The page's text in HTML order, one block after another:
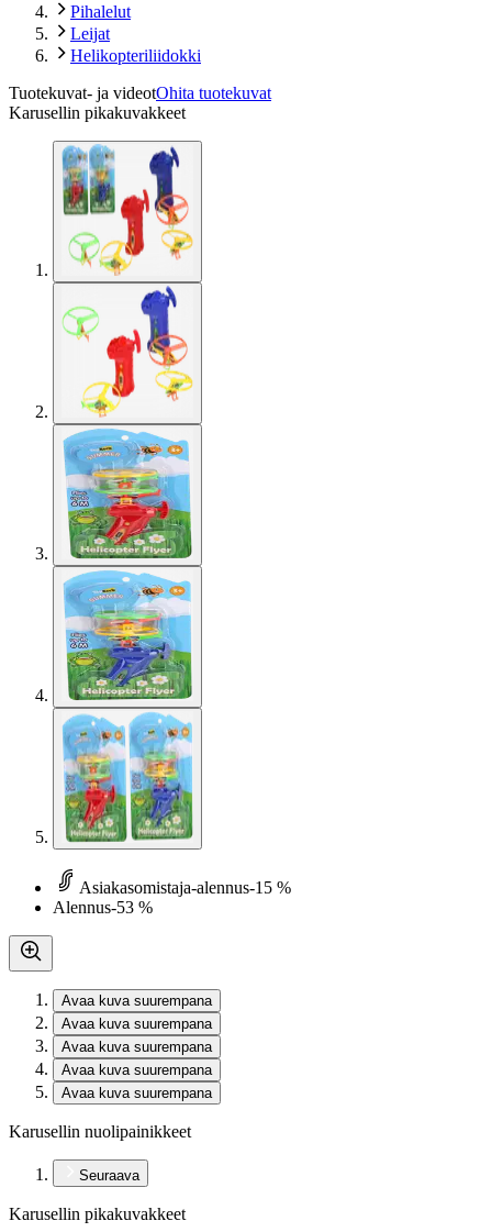
Pihalelut
Leijat
Helikopteriliidokki
Tuotekuvat- ja videotOhita tuotekuvat
Karusellin pikakuvakkeet
Asiakasomistaja-alennus-15 %
Alennus-53 %
Avaa kuva suurempana
Avaa kuva suurempana
Avaa kuva suurempana
Avaa kuva suurempana
Avaa kuva suurempana
Karusellin nuolipainikkeet
Seuraava
Karusellin pikakuvakkeet